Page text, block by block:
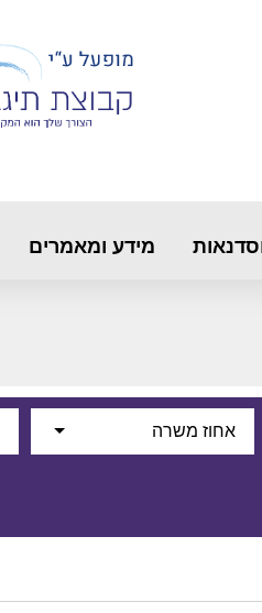
מידע ומאמרים
אחוז משרה